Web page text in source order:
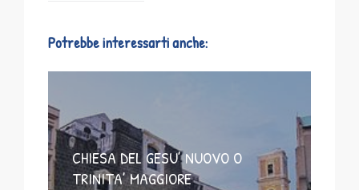
Potrebbe interessarti anche:
CHIESA DEL GESU’ NUOVO O
TRINITA’ MAGGIORE